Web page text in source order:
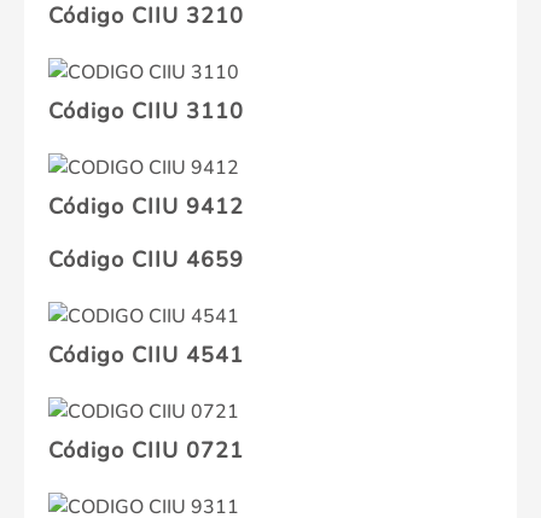
Código CIIU 3210
Código CIIU 3110
Código CIIU 9412
Código CIIU 4659
Código CIIU 4541
Código CIIU 0721